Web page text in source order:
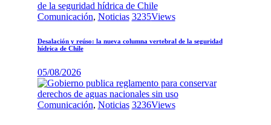
Comunicación, Noticias 3235Views
Desalación y reúso: la nueva columna vertebral de la seguridad
hídrica de Chile
05/08/2026
Comunicación, Noticias 3236Views